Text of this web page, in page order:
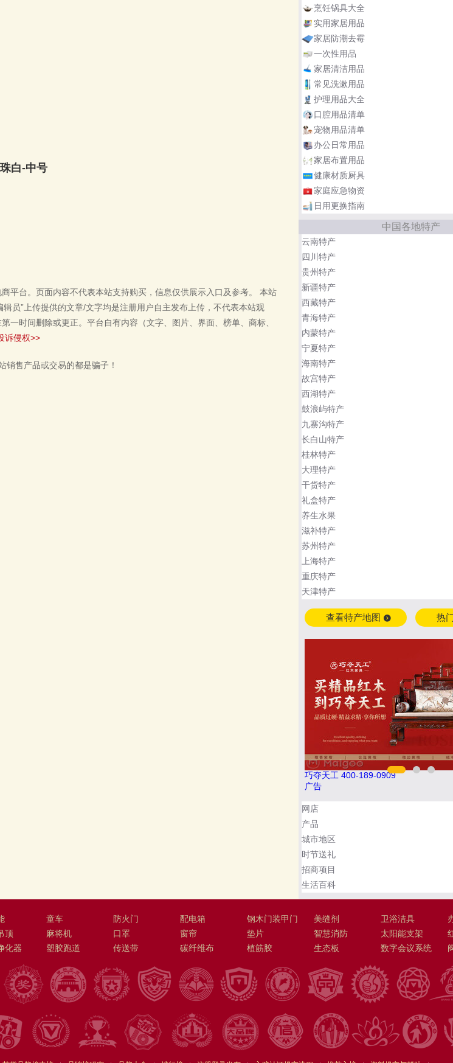
白-中号
台。页面内容不代表本站支持购买，信息仅供展示入口及参考。
本站
员”上传提供的文章/文字均是注册用户自主发布上传，不代表本站观
一时间删除或更正。平台自有内容（文字、图片、界面、榜单、商标、
诉侵权>>
售产品或交易的都是骗子！
烹饪锅具大全
实用家居用品
家居防潮去霉
一次性用品
家居清洁用品
常见洗漱用品
护理用品大全
口腔用品清单
宠物用品清单
办公日常用品
家居布置用品
健康材质厨具
家庭应急物资
日用更换指南
中国各地特产
云南特产
四川特产
贵州特产
新疆特产
西藏特产
青海特产
内蒙特产
宁夏特产
海南特产
故宫特产
西湖特产
鼓浪屿特产
九寨沟特产
长白山特产
桂林特产
大理特产
干货特产
礼盒特产
养生水果
滋补特产
苏州特产
上海特产
重庆特产
天津特产
查看特产地图 热
万嘉WANJIA 400-861-6677
广告
网店
产品
城市地区
时节送礼
招商项目
生活百科
童车 防火门 配电箱 钢木门装甲门 美缝剂 卫浴洁具
顶 麻将机 口罩 窗帘 垫片 智慧消防 太阳能支架
化器 塑胶跑道 传送带 碳纤维布 植筋胶 生态板 数字会议系统